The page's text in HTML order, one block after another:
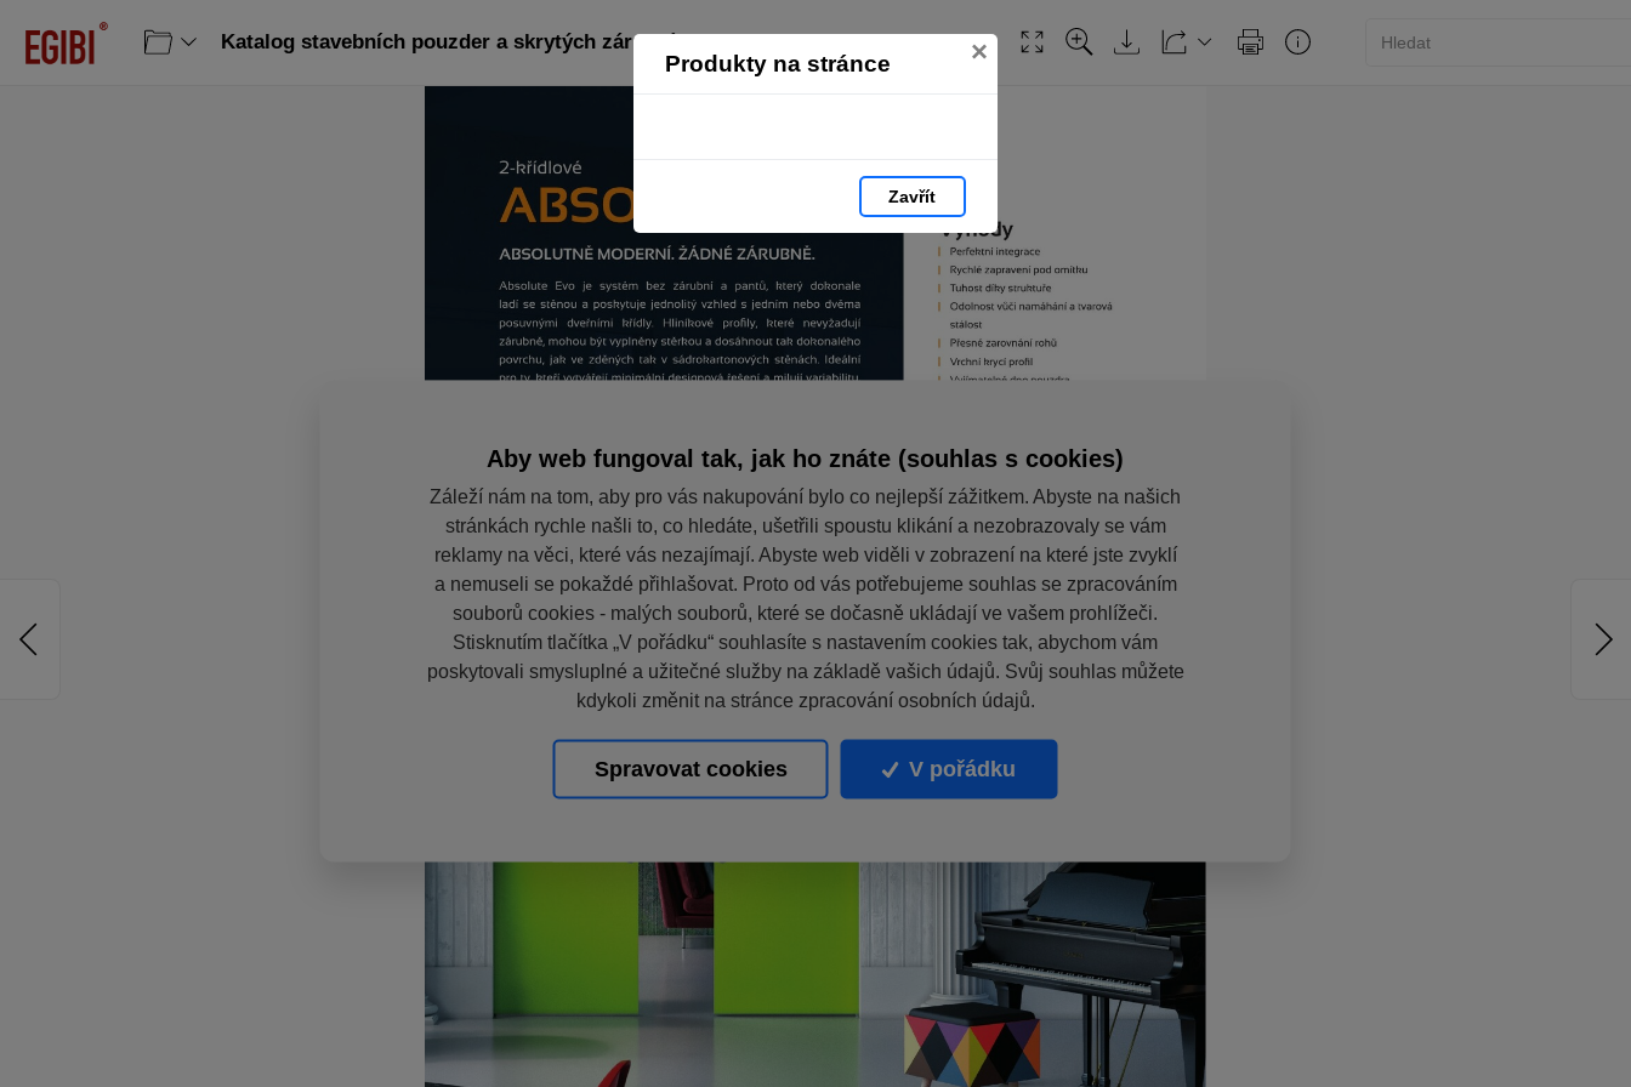
Produkty na stránce ×
Zavřít
Katalog stavebních pouzder a skrytých zárubní 2022 (cz): strana 22
Aby web fungoval tak, jak ho znáte (souhlas s cookies)
Záleží nám na tom, aby pro vás nakupování bylo co nejlepší zážitkem. Abyste na našich
stránkách rychle našli to, co hledáte, ušetřili spoustu klikání a nezobrazovaly se vám
reklamy na věci, které vás nezajímají. Abyste web viděli v zobrazení na které jste zvyklí
a nemuseli se pokaždé přihlašovat. Proto od vás potřebujeme souhlas se zpracováním
souborů cookies - malých souborů, které se dočasně ukládají ve vašem prohlížeči.
Stisknutím tlačítka „V pořádku“ souhlasíte s nastavením cookies tak, abychom vám
poskytovali smysluplné a užitečné služby na základě vašich údajů. Svůj souhlas můžete
kdykoli změnit na stránce zpracování osobních údajů.
Spravovat cookies V pořádku